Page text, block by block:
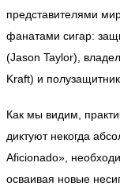
представителями
фанатами сигар:
(Jason Taylor),
Kraft) и
Как мы видим,
диктуют некогда
Aficionado»,
осваивая новые